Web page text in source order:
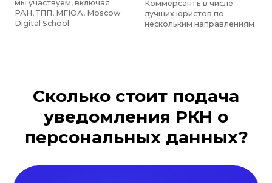
Сколько стоит подача
уведомления РКН о
персональных данных?